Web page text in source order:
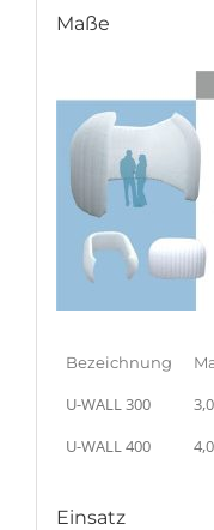
Maße
Bezeichnung
U-WALL 300
U-WALL 400
Einsatz